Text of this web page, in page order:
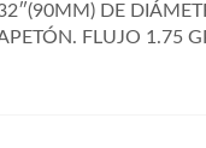
DE
FLUJO 1.75